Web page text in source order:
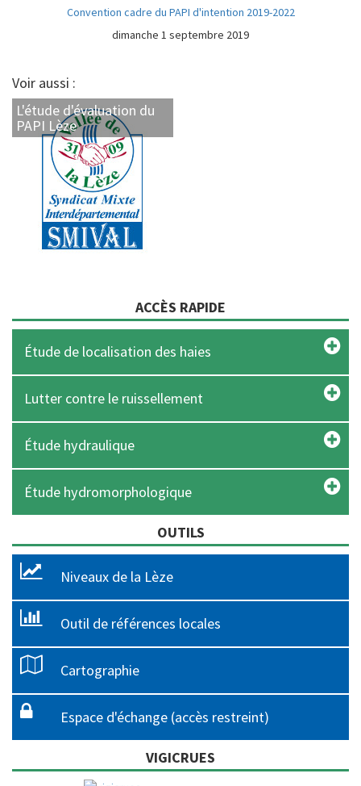
Convention cadre du PAPI d'intention 2019-2022
dimanche 1 septembre 2019
Voir aussi :
L'étude d'évaluation du
PAPI Lèze
ACCÈS RAPIDE
Étude de localisation des haies
Lutter contre le ruissellement
Étude hydraulique
Étude hydromorphologique
OUTILS
Niveaux de la Lèze
Outil de références locales
Cartographie
Espace d'échange (accès restreint)
VIGICRUES